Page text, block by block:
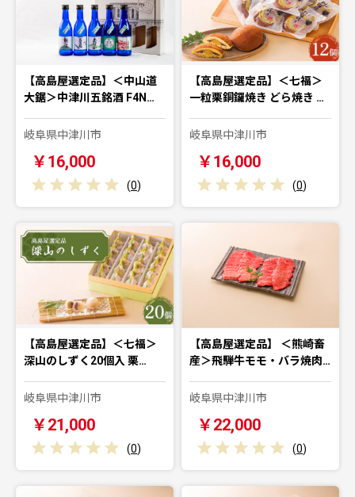
【高島屋選定品】＜中山道
大鋸＞中津川五銘酒 F4N…
岐阜県中津川市
￥16,000
(0)
【高島屋選定品】＜七福＞
一粒栗銅鑼焼き どら焼き …
岐阜県中津川市
￥16,000
(0)
【高島屋選定品】＜七福＞
深山のしずく20個入 栗…
岐阜県中津川市
￥21,000
(0)
【高島屋選定品】 ＜熊崎畜
産＞飛騨牛モモ・バラ焼肉…
岐阜県中津川市
￥22,000
(0)